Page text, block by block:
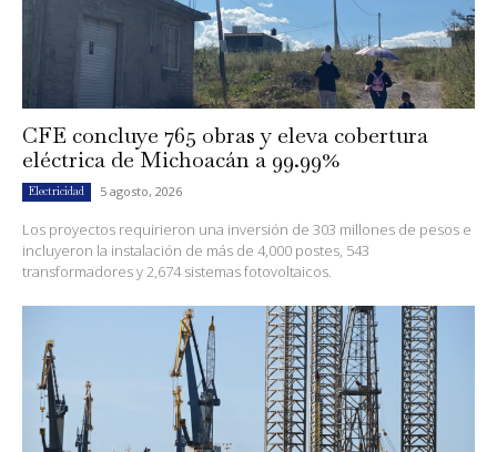
CFE concluye 765 obras y eleva cobertura
eléctrica de Michoacán a 99.99%
Electricidad 5 agosto, 2026
Los proyectos requirieron una inversión de 303 millones de pesos e
incluyeron la instalación de más de 4,000 postes, 543
transformadores y 2,674 sistemas fotovoltaicos.